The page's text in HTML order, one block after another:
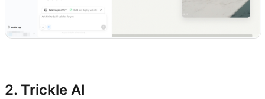
2. Trickle AI